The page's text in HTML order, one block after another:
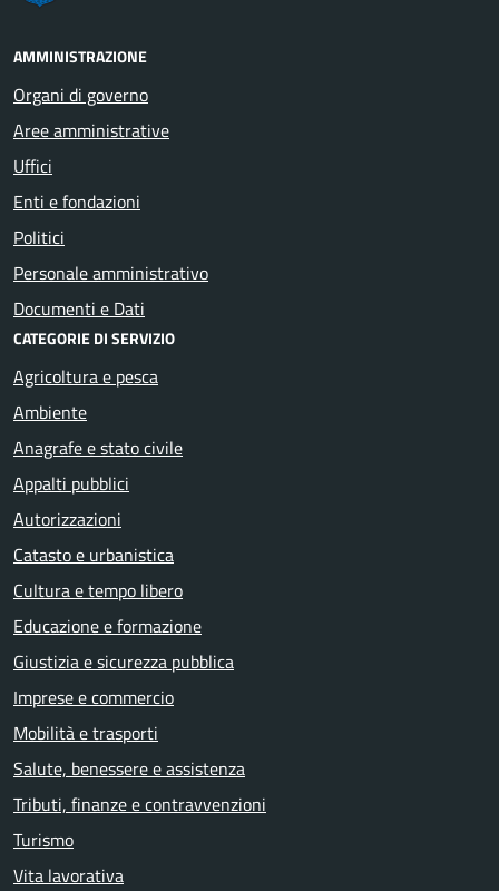
AMMINISTRAZIONE
Organi di governo
Aree amministrative
Uffici
Enti e fondazioni
Politici
Personale amministrativo
Documenti e Dati
CATEGORIE DI SERVIZIO
Agricoltura e pesca
Ambiente
Anagrafe e stato civile
Appalti pubblici
Autorizzazioni
Catasto e urbanistica
Cultura e tempo libero
Educazione e formazione
Giustizia e sicurezza pubblica
Imprese e commercio
Mobilità e trasporti
Salute, benessere e assistenza
Tributi, finanze e contravvenzioni
Turismo
Vita lavorativa